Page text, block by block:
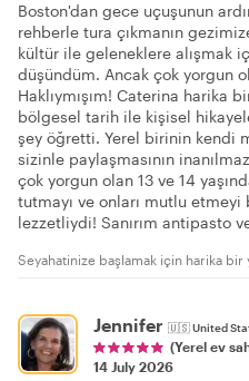
Boston'dan gece uçuşunun
rehberle tura çıkmanın
kültür ile geleneklere alışmak
düşündüm. Ancak çok yorgun
Haklıymışım! Caterina harika
bölgesel tarih ile kişisel
şey öğretti. Yerel birinin kendi
sizinle paylaşmasının
çok yorgun olan 13 ve 14
tutmayı ve onları mutlu
lezzetliydi! Sanırım antipasto
Seyahatinize başlamak için harika bir
Jennifer 🇺🇸United
(Yerel ev
14 July 2026